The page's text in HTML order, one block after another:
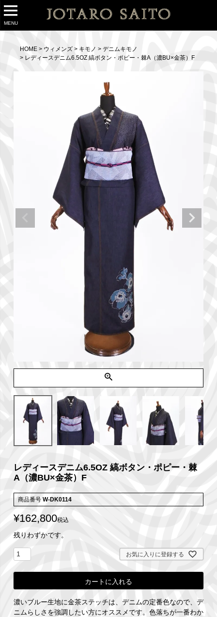
MENU
HOME ウィメンズ キモノ
デニムキモノ
レディースデニム6.5OZ 縞ボタン・ポピー・棘A（濃BU×金茶）F
レディースデニム6.5OZ 縞ボタン・ポピー・棘
A（濃BU×金茶）F
商品番号 W-DK0114
¥162,800税込
残りわずかです。
お気に入りに登録する
カートに入れる
濃いブルー生地に金茶ステッチは、デニムの定番色なので、デ
ニムらしさを強調したい方にオススメです。色落ちが一番わか